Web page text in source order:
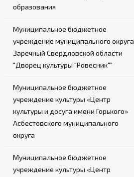
образования
Муниципальное бюджетное
учреждение муниципального округа
Заречный Свердловской области
"Дворец культуры "Ровесник""
Муниципальное бюджетное
учреждение культуры «Центр
культуры и досуга имени Горького»
Асбестовского муниципального
округа
Муниципальное бюджетное
учреждение культуры «Центр